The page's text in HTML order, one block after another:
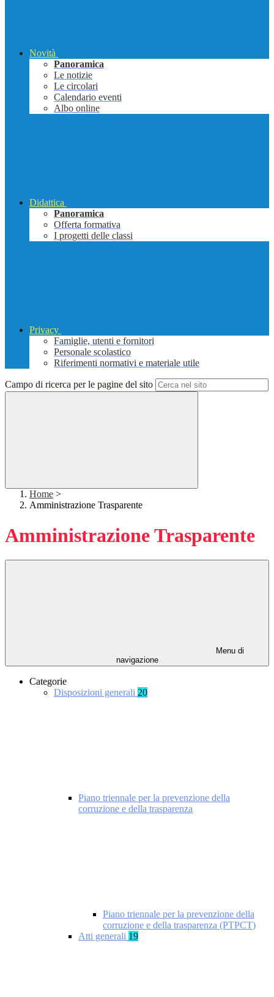
Novità
Panoramica
Le notizie
Le circolari
Calendario eventi
Albo online
Didattica
Panoramica
Offerta formativa
I progetti delle classi
Privacy
Famiglie, utenti e fornitori
Personale scolastico
Riferimenti normativi e materiale utile
Campo di ricerca per le pagine del sito
Home >
Amministrazione Trasparente
Amministrazione Trasparente
Menu di
navigazione
Categorie
Disposizioni generali 20
Piano triennale per la prevenzione della
corruzione e della trasparenza
Piano triennale per la prevenzione della
corruzione e della trasparenza (PTPCT)
Atti generali 19